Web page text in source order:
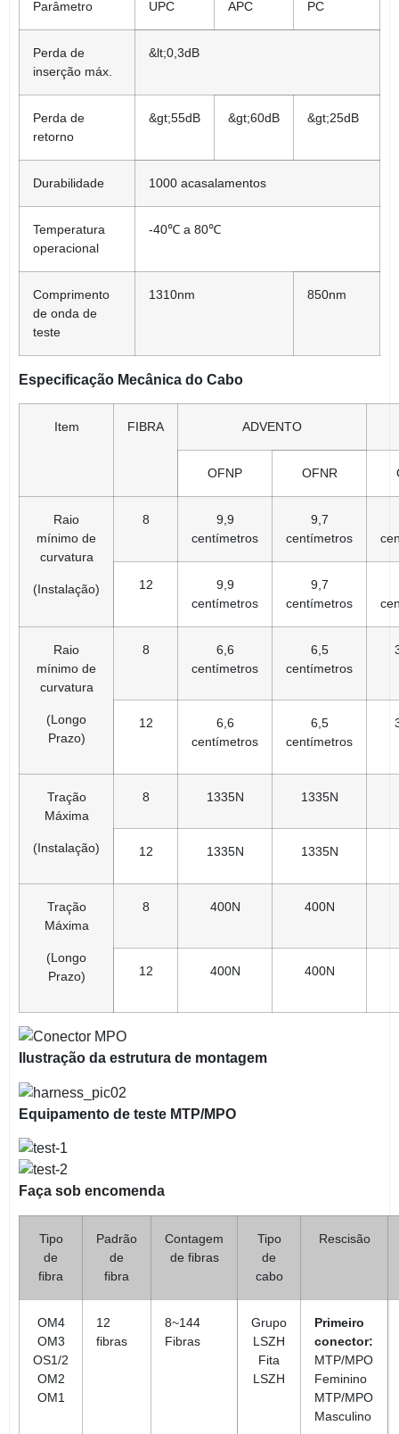
Parâmetro UPC APC PC
Perda de
inserção máx.
&lt;0,3dB
Perda de
retorno
&gt;55dB &gt;60dB &gt;25dB
Durabilidade 1000 acasalamentos
Temperatura
operacional
-40℃ a 80℃
Comprimento
de onda de
teste
1310nm 850nm
Especificação Mecânica do Cabo
Item FIBRA ADVENTO
OFNP OFNR
Raio
mínimo de
curvatura
(Instalação)
8
9,9
centímetros
9,7
centímetros
12
9,9
centímetros
9,7
centímetros
Raio
mínimo de
curvatura
(Longo
Prazo)
8
6,6
centímetros
6,5
centímetros
12
6,6
centímetros
6,5
centímetros
Tração
Máxima
(Instalação)
8 1335N 1335N
12 1335N 1335N
Tração
Máxima
(Longo
Prazo)
8 400N 400N
12 400N 400N
Ilustração da estrutura de montagem
Equipamento de teste MTP/MPO
Faça sob encomenda
Tipo
de
fibra
Padrão
de
fibra
Contagem
de fibras
Tipo
de
cabo
Rescisão
OM4
OM3
OS1/2
OM2
OM1
12
fibras
8~144
Fibras
Grupo
LSZH
Fita
LSZH
Primeiro
conector:
MTP/MPO
Feminino
MTP/MPO
Masculino